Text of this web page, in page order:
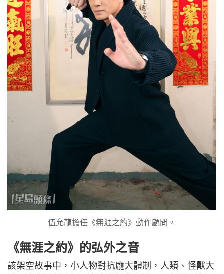
伍允龍擔任《無涯之約》動作顧問。
《無涯之約》的弘外之音
該架空故事中，小人物對抗龐大體制，人類、怪獸大